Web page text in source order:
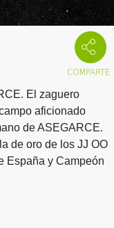
El zaguero
aficionado
de ASEGARCE.
de oro de los JJ OO
España y Campeón